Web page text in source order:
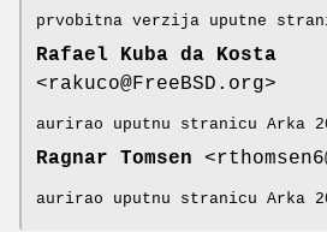
prvobitna verzija uputne
Rafael Kuba da Kosta
<rakuco@FreeBSD.org>
aurirao uputnu stranicu Arka
Ragnar Tomsen
aurirao uputnu stranicu Arka